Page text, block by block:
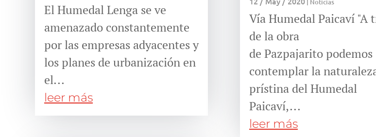
El Humedal Lenga se ve
amenazado constantemente
por las empresas adyacentes y
los planes de urbanización en
el...
leer más
Vía Humedal Paicaví "A
de la obra
de Pazpajarito podemos
contemplar la
prístina del Humedal
Paicaví,...
leer más